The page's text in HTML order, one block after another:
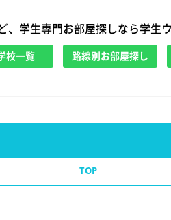
、学生専門お部屋探しなら学生
校一覧 路線別お部屋探し
TOP